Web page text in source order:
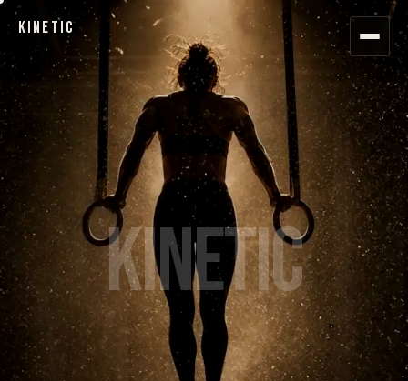
KINETIC
KINETIC